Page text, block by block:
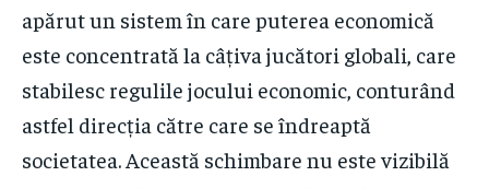
apărut un sistem în care puterea economică
este concentrată la câțiva jucători globali, care
stabilesc regulile jocului economic, conturând
astfel direcția către care se îndreaptă
societatea. Această schimbare nu este vizibilă